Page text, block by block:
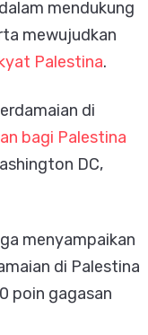
mendukung
mewujudkan
Palestina.
di
bagi Palestina
DC,
menyampaikan
di Palestina
poin gagasan